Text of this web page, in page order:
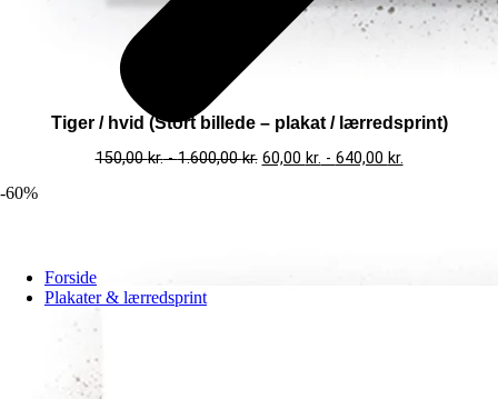
Forside
Plakater & lærredsprint
Tiger / hvid (Stort billede – plakat / lærredsprint)
150,00kr.-1.600,00kr. 60,00 kr. - 640,00 kr.
-60%